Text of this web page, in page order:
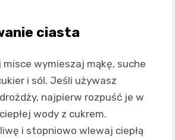
ciasta
misce wymieszaj mąkę, suche
i sól. Jeśli używasz
najpierw rozpuść je w
wody z cukrem.
i stopniowo wlewaj ciepłą